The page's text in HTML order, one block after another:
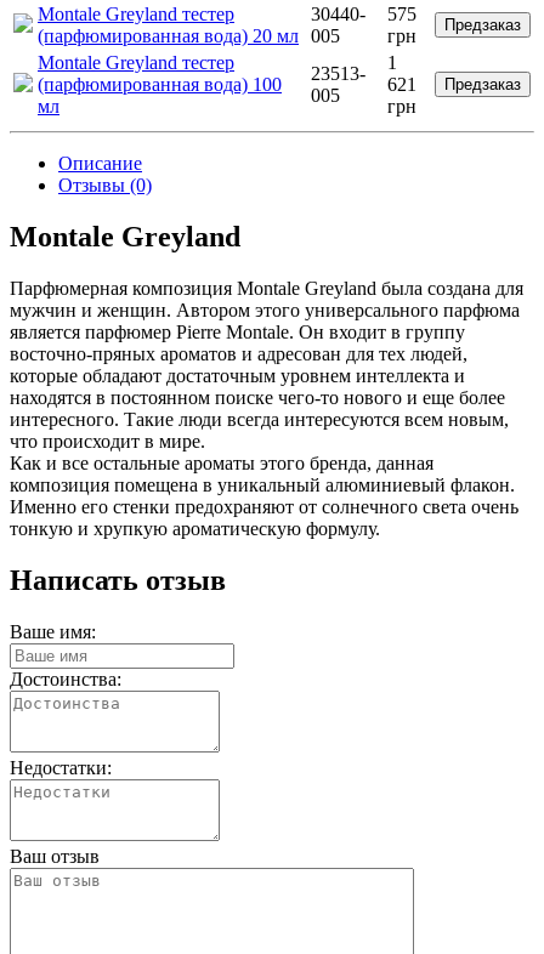
Montale Greyland тестер
(парфюмированная вода) 20 мл
30440-
005
575
грн
Предзаказ
Montale Greyland тестер
(парфюмированная вода) 100
мл
23513-
005
1
621
грн
Предзаказ
Описание
Отзывы (0)
Montale Greyland
Парфюмерная композиция Montale Greyland была создана для
мужчин и женщин. Автором этого универсального парфюма
является парфюмер Pierre Montale. Он входит в группу
восточно-пряных ароматов и адресован для тех людей,
которые обладают достаточным уровнем интеллекта и
находятся в постоянном поиске чего-то нового и еще более
интересного. Такие люди всегда интересуются всем новым,
что происходит в мире.
Как и все остальные ароматы этого бренда, данная
композиция помещена в уникальный алюминиевый флакон.
Именно его стенки предохраняют от солнечного света очень
тонкую и хрупкую ароматическую формулу.
Написать отзыв
Ваше имя:
Достоинства:
Недостатки:
Ваш отзыв